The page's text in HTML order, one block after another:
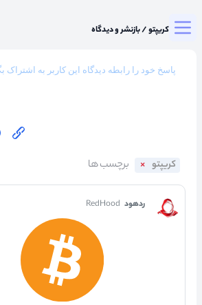
میزگرد کریپتو/بازنشر و دیدگاه
کریپتو
ردهود RedHood